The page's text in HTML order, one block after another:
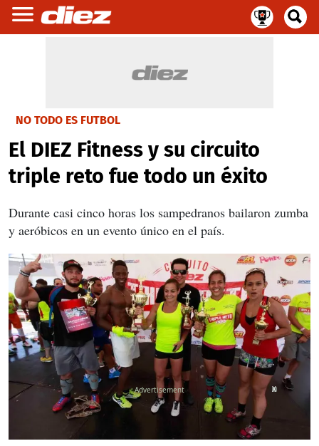
NO TODO ES FUTBOL
El DIEZ Fitness y su circuito
triple reto fue todo un éxito
Durante casi cinco horas los sampedranos bailaron zumba
y aeróbicos en un evento único en el país.
X